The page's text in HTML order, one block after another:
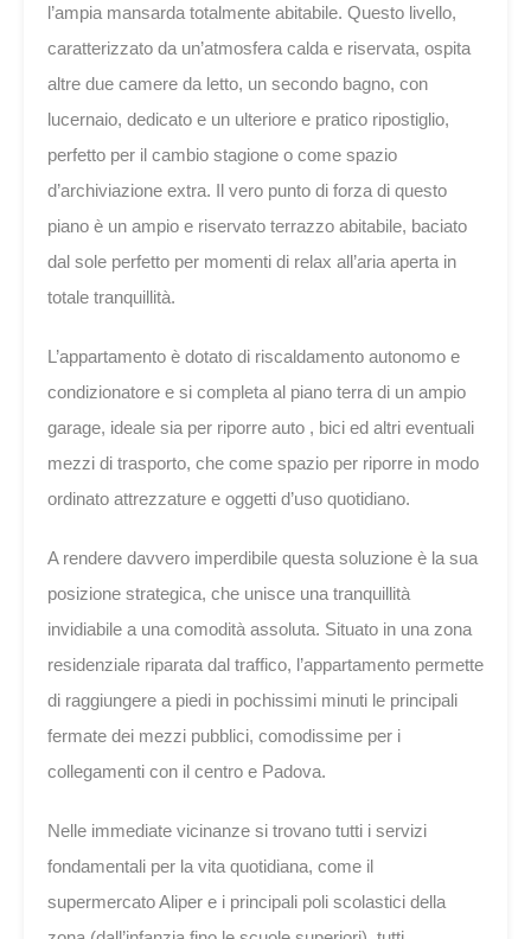
l’ampia mansarda totalmente abitabile. Questo livello,
caratterizzato da un’atmosfera calda e riservata, ospita
altre due camere da letto, un secondo bagno, con
lucernaio, dedicato e un ulteriore e pratico ripostiglio,
perfetto per il cambio stagione o come spazio
d’archiviazione extra. Il vero punto di forza di questo
piano è un ampio e riservato terrazzo abitabile, baciato
dal sole perfetto per momenti di relax all’aria aperta in
totale tranquillità.
L’appartamento è dotato di riscaldamento autonomo e
condizionatore e si completa al piano terra di un ampio
garage, ideale sia per riporre auto , bici ed altri eventuali
mezzi di trasporto, che come spazio per riporre in modo
ordinato attrezzature e oggetti d’uso quotidiano.
A rendere davvero imperdibile questa soluzione è la sua
posizione strategica, che unisce una tranquillità
invidiabile a una comodità assoluta. Situato in una zona
residenziale riparata dal traffico, l’appartamento permette
di raggiungere a piedi in pochissimi minuti le principali
fermate dei mezzi pubblici, comodissime per i
collegamenti con il centro e Padova.
Nelle immediate vicinanze si trovano tutti i servizi
fondamentali per la vita quotidiana, come il
supermercato Aliper e i principali poli scolastici della